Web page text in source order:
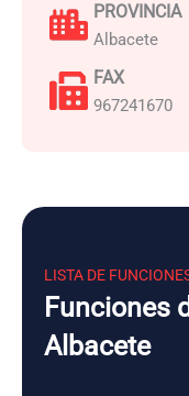
PROVINCIA
Albacete
FAX
967241670
LISTA DE
Funciones
Albacete